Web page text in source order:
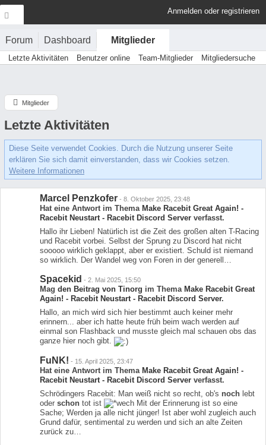
Anmelden oder registrieren
Forum Dashboard Mitglieder
Letzte Aktivitäten Benutzer online Team-Mitglieder Mitgliedersuche
Mitglieder
Letzte Aktivitäten
Diese Seite verwendet Cookies. Durch die Nutzung unserer Seite
erklären Sie sich damit einverstanden, dass wir Cookies setzen.
Weitere Informationen
Marcel Penzkofer - 8. Oktober 2025, 23:48
Hat eine Antwort im Thema Make Racebit Great Again! -
Racebit Neustart - Racebit Discord Server verfasst.
Hallo ihr Lieben! Natürlich ist die Zeit des großen alten T-Racing
und Racebit vorbei. Selbst der Sprung zu Discord hat nicht
sooooo wirklich geklappt, aber er existiert. Schuld ist niemand
so wirklich. Der Wandel weg von Foren in der generell…
Spacekid - 2. Mai 2025, 15:50
Mag den Beitrag von Tinorg im Thema Make Racebit Great
Again! - Racebit Neustart - Racebit Discord Server.
Hallo, an mich wird sich hier bestimmt auch keiner mehr
erinnern... aber ich hatte heute früh beim wach werden auf
einmal son Flashback und musste gleich mal schauen obs das
ganze hier noch gibt.
FuNK! - 15. April 2025, 23:47
Hat eine Antwort im Thema Make Racebit Great Again! -
Racebit Neustart - Racebit Discord Server verfasst.
Schrödingers Racebit: Man weiß nicht so recht, ob's noch lebt
oder schon tot ist
Mit der Erinnerung ist so eine
Sache; Werden ja alle nicht jünger! Ist aber wohl zugleich auch
Grund dafür, sentimental zu werden und sich an alte Zeiten
zurück zu…